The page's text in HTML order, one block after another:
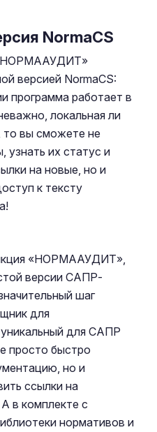
NormaCS
версией NormaCS:
программа работает в
локальная ли
то вы сможете не
узнать их статус и
на новые, но и
к тексту
«НОРМААУДИТ»,
версии САПР-
шаг
для
для САПР
просто быстро
но и
ссылки на
в комплекте с
нормативов и